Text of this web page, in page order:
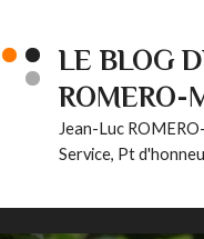
LE BLOG
ROMERO-
Jean-Luc
Service, Pt